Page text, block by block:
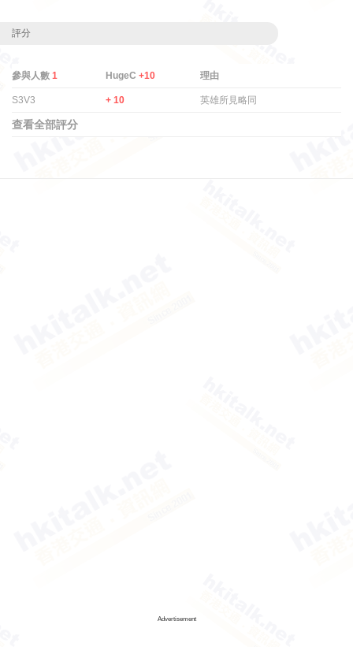
評分
參與人數 1 HugeC+10 理由
S3V3 + 10 英雄所見略同
查看全部評分
Advertisement